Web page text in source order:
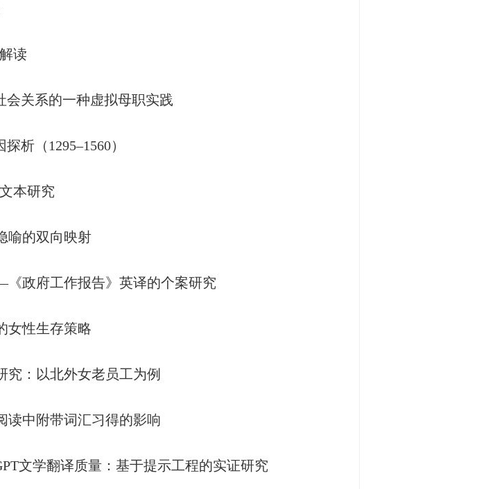
读
关系的一种虚拟母职实践
析（1295–1560）
本研究
喻的双向映射
政府工作报告》英译的个案研究
女性生存策略
究：以北外女老员工为例
读中附带词汇习得的影响
文学翻译质量：基于提示工程的实证研究